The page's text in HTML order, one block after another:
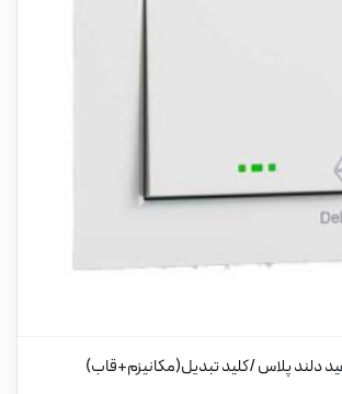
دلند پلاس /کلید تبدیل(مکانیزم+قاب)